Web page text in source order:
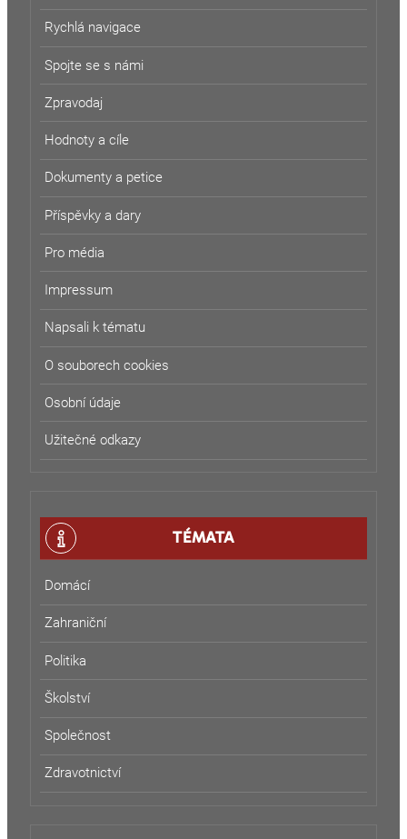
Rychlá navigace
Spojte se s námi
Zpravodaj
Hodnoty a cíle
Dokumenty a petice
Příspěvky a dary
Pro média
Impressum
Napsali k tématu
O souborech cookies
Osobní údaje
Užitečné odkazy
TÉMATA
Domácí
Zahraniční
Politika
Školství
Společnost
Zdravotnictví